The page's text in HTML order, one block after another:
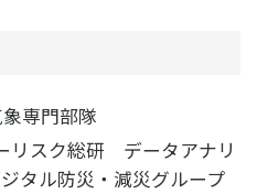
専門部隊
リスク総研 データアナリ
タル防災・減災グループ